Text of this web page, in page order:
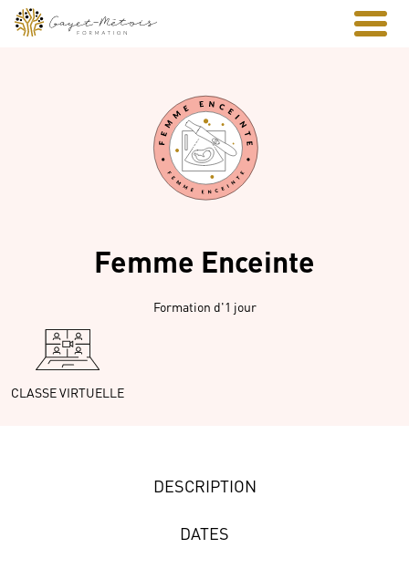
Femme Enceinte
Formation d'1 jour
CLASSE VIRTUELLE
DESCRIPTION
DATES